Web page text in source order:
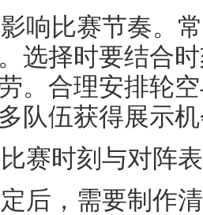
响比赛节奏。
选择时要结合
。合理安排轮
队伍获得展示
赛时刻与对阵表
后，需要制作